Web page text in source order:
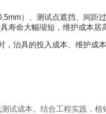
）、测试点遮挡、间距
寿命大幅缩短，维护成本居
，治具的投入成本、维护成
试成本。结合工程实践，植